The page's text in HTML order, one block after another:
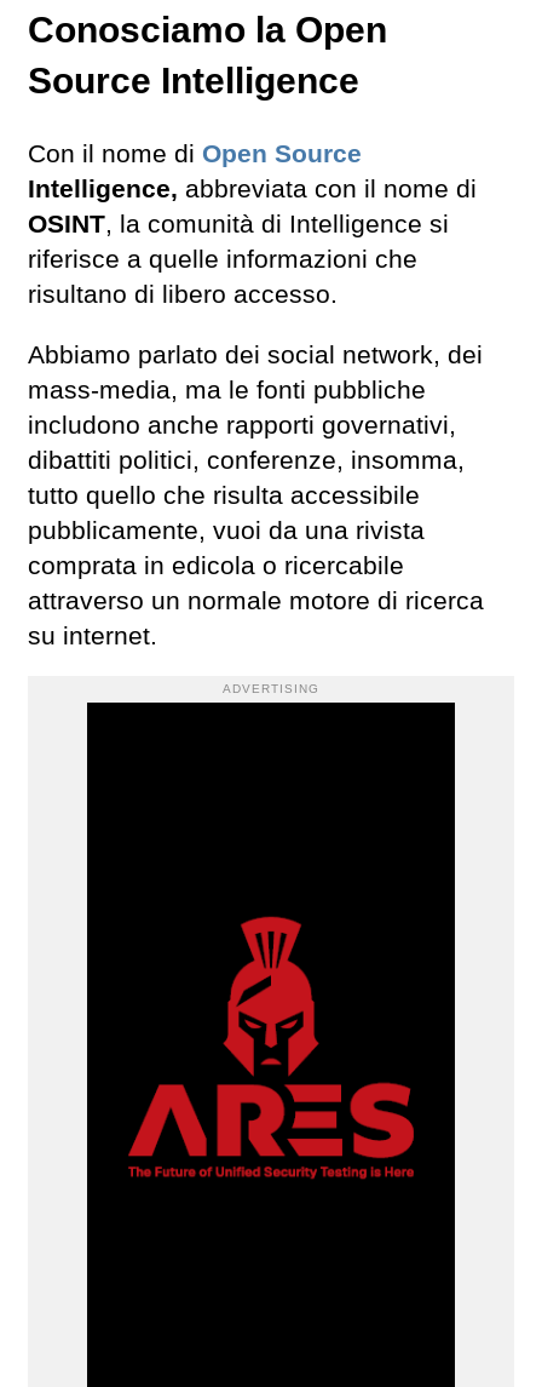
Conosciamo la Open
Source Intelligence
Con il nome di Open Source
Intelligence, abbreviata con il nome di
OSINT, la comunità di Intelligence si
riferisce a quelle informazioni che
risultano di libero accesso.
Abbiamo parlato dei social network, dei
mass-media, ma le fonti pubbliche
includono anche rapporti governativi,
dibattiti politici, conferenze, insomma,
tutto quello che risulta accessibile
pubblicamente, vuoi da una rivista
comprata in edicola o ricercabile
attraverso un normale motore di ricerca
su internet.
ADVERTISING